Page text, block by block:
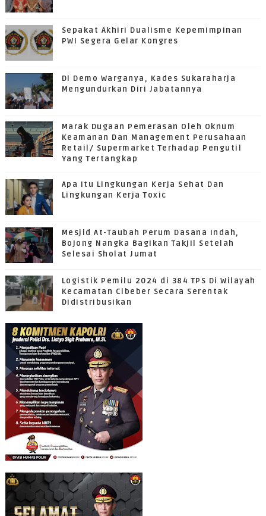
Sepakat Akhiri Dualisme Kepemimpinan
PWI Segera Gelar Kongres
Di Demo Warganya, Kades Sukaraharja
Mengundurkan Diri Jabatannya
Marak Dugaan Pemerasan Oleh Oknum
Keamanan Dan Management Perusahaan
Retail/ Supermarket Terhadap Pengutil
Yang Tertangkap
Apa Itu Lingkungan Kerja Sehat Dan
Lingkungan Kerja Toxic
Mesjid At-Taubah Perum Dasana Indah,
Bojong Nangka Bagikan Takjil Setelah
Selesai Sholat Jumat
Logistik Pemilu 2024 di 384 TPS Di Wilayah
Kecamatan Cibeber Secara Serentak
Didistribusikan